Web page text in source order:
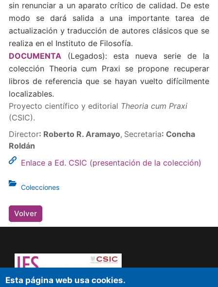
sin renunciar a un aparato crítico de calidad. De este
modo se dará salida a una importante tarea de
actualización y traducción de autores clásicos que se
realiza en el Instituto de Filosofía.
DOCUMENTA(Legados): esta nueva serie de la
colección Theoria cum Praxi se propone recuperar
libros de referencia que se hayan vuelto difícilmente
localizables.
Proyecto científico y editorial Theoria cum Praxi
(CSIC).
Director: Roberto R. Aramayo, Secretaria: Concha
Roldán
Enlace a Ed. CSIC (presentación de la colección)
Colecciones
Volver
Esta página web usa cookies.